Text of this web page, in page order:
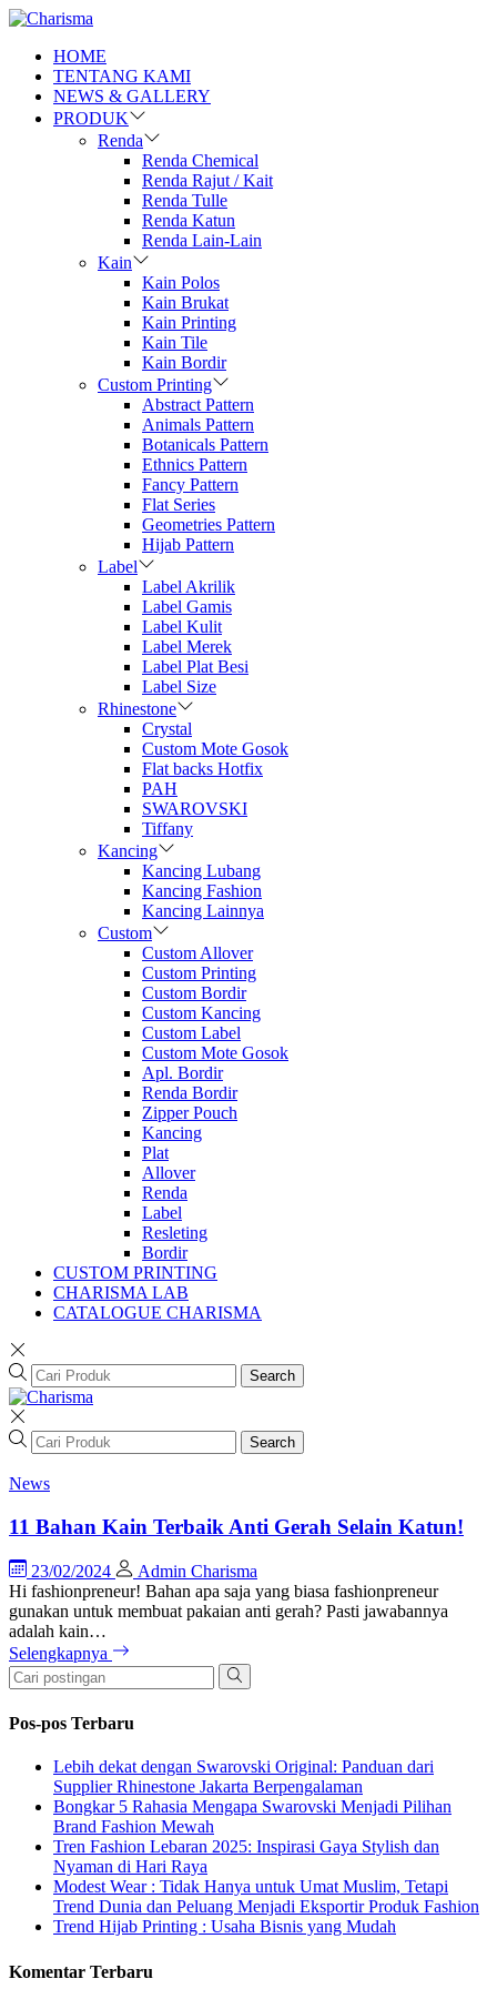
HOME
TENTANG KAMI
NEWS & GALLERY
PRODUK
Renda
Renda Chemical
Renda Rajut / Kait
Renda Tulle
Renda Katun
Renda Lain-Lain
Kain
Kain Polos
Kain Brukat
Kain Printing
Kain Tile
Kain Bordir
Custom Printing
Abstract Pattern
Animals Pattern
Botanicals Pattern
Ethnics Pattern
Fancy Pattern
Flat Series
Geometries Pattern
Hijab Pattern
Label
Label Akrilik
Label Gamis
Label Kulit
Label Merek
Label Plat Besi
Label Size
Rhinestone
Crystal
Custom Mote Gosok
Flat backs Hotfix
PAH
SWAROVSKI
Tiffany
Kancing
Kancing Lubang
Kancing Fashion
Kancing Lainnya
Custom
Custom Allover
Custom Printing
Custom Bordir
Custom Kancing
Custom Label
Custom Mote Gosok
Apl. Bordir
Renda Bordir
Zipper Pouch
Kancing
Plat
Allover
Renda
Label
Resleting
Bordir
CUSTOM PRINTING
CHARISMA LAB
CATALOGUE CHARISMA
Search
Search
News
11 Bahan Kain Terbaik Anti Gerah Selain Katun!
23/02/2024
Admin Charisma
Hi fashionpreneur! Bahan apa saja yang biasa fashionpreneur
gunakan untuk membuat pakaian anti gerah? Pasti jawabannya
adalah kain…
Selengkapnya
Pos-pos Terbaru
Lebih dekat dengan Swarovski Original: Panduan dari
Supplier Rhinestone Jakarta Berpengalaman
Bongkar 5 Rahasia Mengapa Swarovski Menjadi Pilihan
Brand Fashion Mewah
Tren Fashion Lebaran 2025: Inspirasi Gaya Stylish dan
Nyaman di Hari Raya
Modest Wear : Tidak Hanya untuk Umat Muslim, Tetapi
Trend Dunia dan Peluang Menjadi Eksportir Produk Fashion
Trend Hijab Printing : Usaha Bisnis yang Mudah
Komentar Terbaru